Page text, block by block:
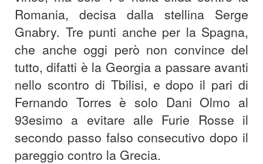
Romania, decisa dalla stellina Serge
Gnabry. Tre punti anche per la Spagna,
che anche oggi però non convince del
tutto, difatti è la Georgia a passare avanti
nello scontro di Tbilisi, e dopo il pari di
Fernando Torres è solo Dani Olmo al
93esimo a evitare alle Furie Rosse il
secondo passo falso consecutivo dopo il
pareggio contro la Grecia.